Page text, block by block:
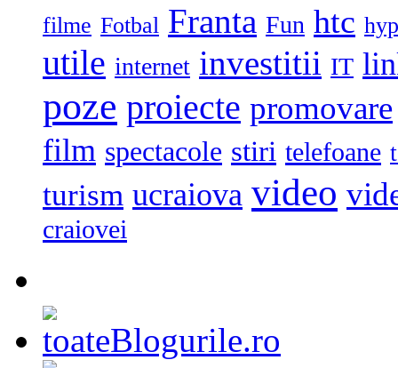
filme Fotbal Franta Fun htc
utile internet investitii IT
poze proiecte promovare
film spectacole stiri telefoane
turism ucraiova video
craiovei